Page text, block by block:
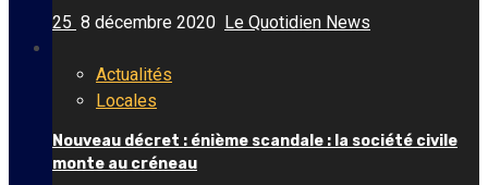
25 8 décembre 2020 Le Quotidien News
Actualités
Locales
Nouveau décret : énième scandale : la société civile
monte au créneau